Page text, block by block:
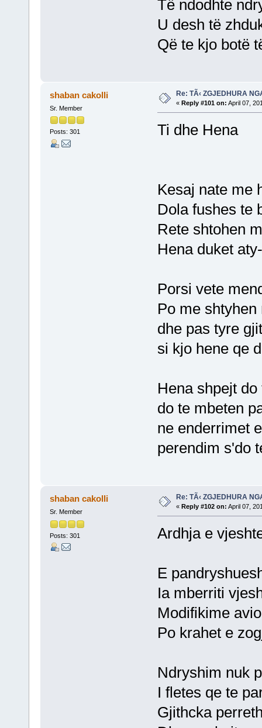
Të ndodhte
U desh të
Që te kjo botë
shaban cakolli
Sr. Member
Posts: 301
Re: TÃ‹ ZGJEDHURA
« Reply #101 on: April 07,
Ti dhe Hena
Kesaj nate me
Dola fushes te
Rete shtohen
Hena duket
Porsi vete
Po me
dhe pas tyre
si kjo hene qe
Hena shpejt
do te mbeten
ne enderrimet
perendim s'do
shaban cakolli
Sr. Member
Posts: 301
Re: TÃ‹ ZGJEDHURA
« Reply #102 on: April 07,
Ardhja e
E
Ia mberriti
Modifikime
Po krahet e
Ndryshim nuk
I fletes qe te
Gjithcka